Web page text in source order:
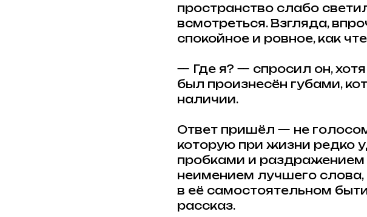
пространство слабо
всмотреться. Взгляда,
спокойное и ровное, как
— Где я? — спросил он,
был произнесён губами,
наличии.
Ответ пришёл — не
которую при жизни редко
пробками и раздражением
неимением лучшего
в её самостоятельном
рассказ.